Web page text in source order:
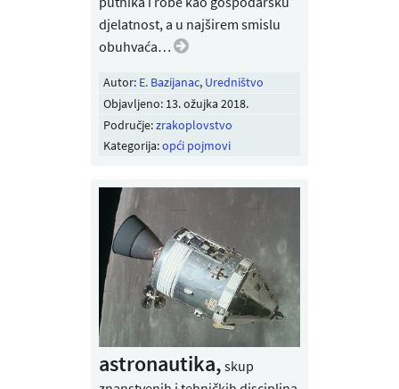
djelatnost, a u najširem smislu
obuhvaća…
Autor: E. Bazijanac, Uredništvo
Objavljeno: 13. ožujka 2018.
Područje:zrakoplovstvo
Kategorija:opći pojmovi
astronautika, skup